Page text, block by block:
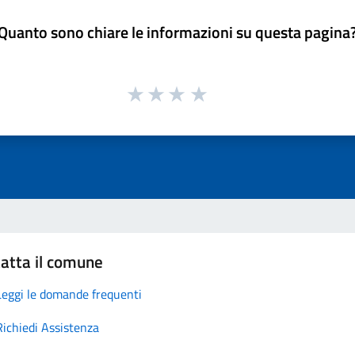
sono chiare le informazioni su questa
il comune
le domande frequenti
Assistenza